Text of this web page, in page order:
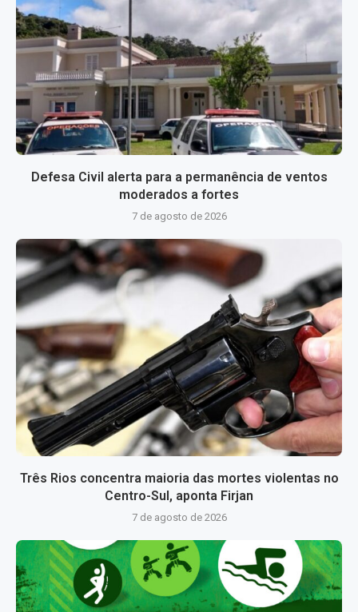
Defesa Civil alerta para a permanência de ventos
moderados a fortes
7 de agosto de 2026
Três Rios concentra maioria das mortes violentas no
Centro-Sul, aponta Firjan
7 de agosto de 2026